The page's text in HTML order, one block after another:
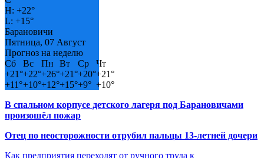
H: +22°
L: +15°
Барановичи
Пятница, 07 Август
Прогноз на неделю
Сб
Вс Пн Вт Ср
Чт
+21°+22°+26°+21°+20°+21°
+11°+10°+12°+15°+9° +10°
В спальном корпусе детского лагеря под Барановичами
произошёл пожар
Отец по неосторожности отрубил пальцы 13-летней дочери
Как предприятия переходят от ручного труда к